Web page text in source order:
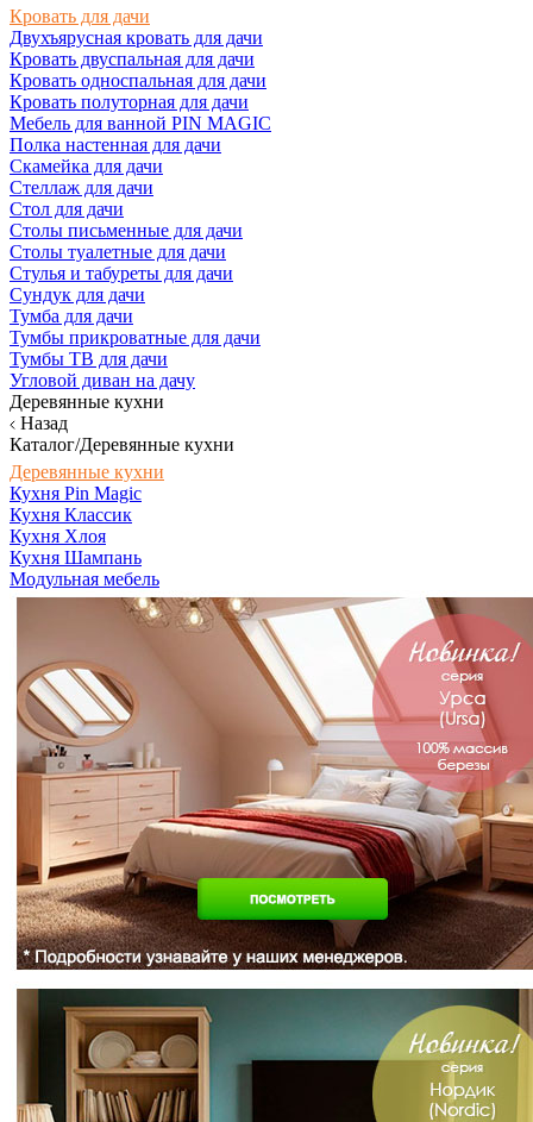
Кровать для дачи
Двухъярусная кровать для дачи
Кровать двуспальная для дачи
Кровать односпальная для дачи
Кровать полуторная для дачи
Мебель для ванной PIN MAGIC
Полка настенная для дачи
Скамейка для дачи
Стеллаж для дачи
Стол для дачи
Столы письменные для дачи
Столы туалетные для дачи
Стулья и табуреты для дачи
Сундук для дачи
Тумба для дачи
Тумбы прикроватные для дачи
Тумбы ТВ для дачи
Угловой диван на дачу
Деревянные кухни
Назад
Каталог/Деревянные кухни
Деревянные кухни
Кухня Pin Magic
Кухня Классик
Кухня Хлоя
Кухня Шампань
Модульная мебель